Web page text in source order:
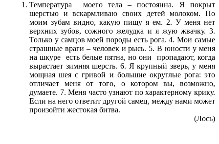
Температура моего тела – постоянна. Я покрыт
шерстью и вскармливаю своих детей молоком. По
моим зубам видно, какую пищу я ем. 2. У меня нет
верхних зубов, сожного желудка и я жую жвачку. 3.
Только у самцов моей породы есть рога. 4. Мои самые
страшные враги – человек и рысь. 5. В юности у меня
на шкуре есть белые пятна, но они пропадают, когда
вырастает зимняя шерсть. 6. Я крупный зверь, у меня
мощная шея с гривой и большие округлые рога: это
отличает меня от того, о котором вы, возможно,
думаете. 7. Меня часто узнают по характерному крику.
Если на него ответит другой самец, между нами может
произойти жестокая битва.
(Лось)